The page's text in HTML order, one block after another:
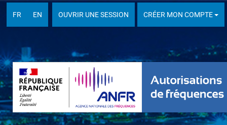
FR EN OUVRIR UNE SESSION CRÉER MON COMPTE